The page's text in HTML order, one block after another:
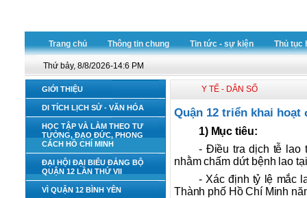
Trang chủ Thông tin chung Tin tức - sự kiện Thủ tục
Thứ bảy, 8/8/2026-14:6 PM
GIỚI THIỆU
DI TÍCH LỊCH SỬ - VĂN HÓA
HỌC TẬP VÀ LÀM THEO TƯ
TƯỞNG, ĐẠO ĐỨC, PHONG
CÁCH HỒ CHÍ MINH
ĐẠI HỘI ĐẠI BIỂU ĐẢNG BỘ
QUẬN 12 LẦN THỨ VII
VÌ QUẬN 12 BÌNH YÊN
Y TẾ - DÂN SỐ
Quận 12 triển khai
1) Mục tiêu:
- Điều tra dịch tễ lao
nhằm chấm dứt bệnh lao
- Xác định tỷ lệ mắc
Thành phố Hồ Chí Minh